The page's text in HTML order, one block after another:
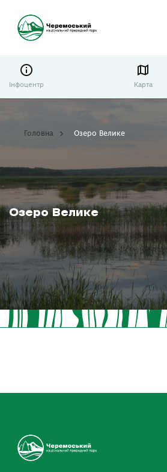
Інфоцентр Карта
Озеро Велике
Головна Озеро Велике